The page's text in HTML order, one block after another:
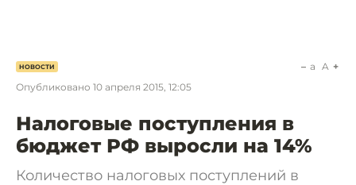
НОВОСТИ
Опубликовано 10 апреля 2015, 12:05
a A
Налоговые поступления в
бюджет РФ выросли на 14%
Количество налоговых поступлений в